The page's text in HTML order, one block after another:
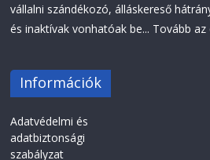
vállalni szándékozó, álláskereső
és inaktívak vonhatóak be... Tovább az
Információk
Adatvédelmi és
adatbiztonsági
szabályzat